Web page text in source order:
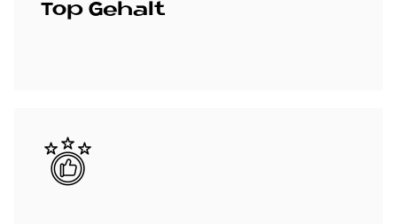
Top Ge­halt
Bild